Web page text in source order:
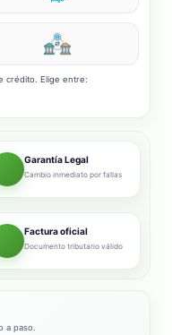
crédito. Elige entre:
Garantía Legal
Cambio inmediato por fallas
Factura oficial
Documento tributario válido
a paso.